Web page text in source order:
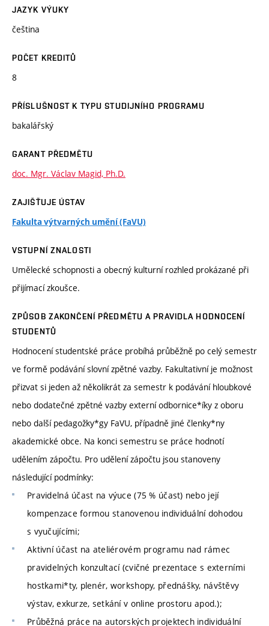
JAZYK VÝUKY
čeština
POČET KREDITŮ
8
PŘÍSLUŠNOST K TYPU STUDIJNÍHO PROGRAMU
bakalářský
GARANT PŘEDMĚTU
doc. Mgr. Václav Magid, Ph.D.
ZAJIŠŤUJE ÚSTAV
Fakulta výtvarných umění (FaVU)
VSTUPNÍ ZNALOSTI
Umělecké schopnosti a obecný kulturní rozhled prokázané při
přijímací zkoušce.
ZPŮSOB ZAKONČENÍ PŘEDMĚTU A PRAVIDLA HODNOCENÍ
STUDENTŮ
Hodnocení studentské práce probíhá průběžně po celý semestr
ve formě podávání slovní zpětné vazby. Fakultativní je možnost
přizvat si jeden až několikrát za semestr k podávání hloubkové
nebo dodatečné zpětné vazby externí odbornice*íky z oboru
nebo další pedagožky*gy FaVU, případně jiné členky*ny
akademické obce. Na konci semestru se práce hodnotí
udělením zápočtu. Pro udělení zápočtu jsou stanoveny
následující podmínky:
Pravidelná účast na výuce (75 % účast) nebo její
kompenzace formou stanovenou individuální dohodou
s vyučujícími;
Aktivní účast na ateliérovém programu nad rámec
pravidelných konzultací (cvičné prezentace s externími
hostkami*ty, plenér, workshopy, přednášky, návštěvy
výstav, exkurze, setkání v online prostoru apod.);
Průběžná práce na autorských projektech individuální